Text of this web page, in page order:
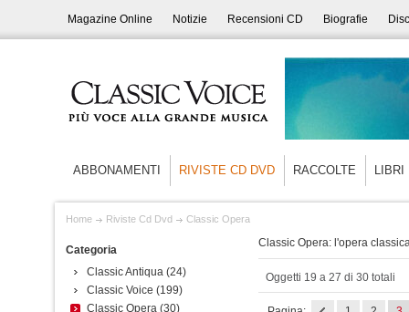
Magazine Online Notizie Recensioni CD Biografie
ABBONAMENTI RIVISTE CD DVD RACCOLTE LIBRI
Home Riviste Cd Dvd Classic Opera
Categoria
Classic Antiqua (24)
Classic Voice (199)
Classic Opera (30)
Classic Opera: l'opera
Oggetti 19 a 27 di 30 totali